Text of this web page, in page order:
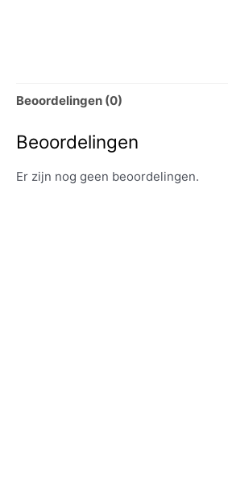
Beoordelingen (0)
Beoordelingen
Er zijn nog geen beoordelingen.